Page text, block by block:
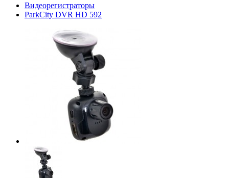
Видеорегистраторы
ParkCity DVR HD 592